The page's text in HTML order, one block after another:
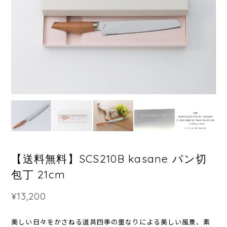
【送料無料】SCS210B kasane パン切
包丁 21cm
¥13,200
美しい日々をかさねる道具四季の重なりによる美しい風景、素